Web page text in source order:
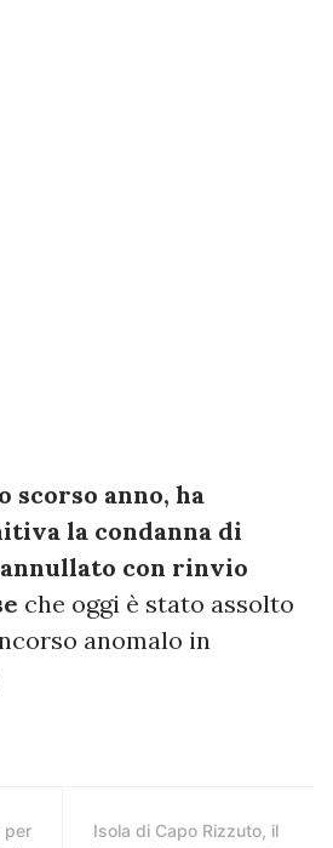
scorso anno, ha
la condanna di
con rinvio
che oggi è stato assolto
anomalo in
per
Isola di Capo Rizzuto, il